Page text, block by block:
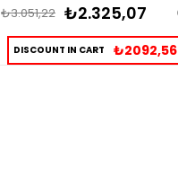
₺2.325,07
₺3.051,22
DISCOUNT IN CART ₺2092,56